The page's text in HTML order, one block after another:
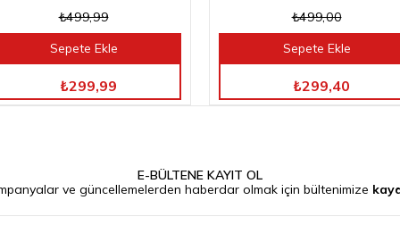
₺499,99
TÜM ÜRÜNLERDE %40 İNDİRİM
₺299,99
Sepete Ekle
₺499,00
TÜM ÜRÜNLERDE %40 İNDİRİM
₺299,40
Sepete Ekle
E-BÜLTENE KAYIT OL
ve güncellemelerden haberdar olmak için bültenimize